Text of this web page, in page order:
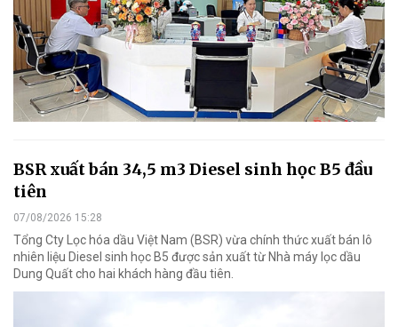
BSR xuất bán 34,5 m3 Diesel sinh học B5 đầu
tiên
07/08/2026 15:28
Tổng Cty Lọc hóa dầu Việt Nam (BSR) vừa chính thức xuất bán lô
nhiên liệu Diesel sinh học B5 được sản xuất từ Nhà máy lọc dầu
Dung Quất cho hai khách hàng đầu tiên.